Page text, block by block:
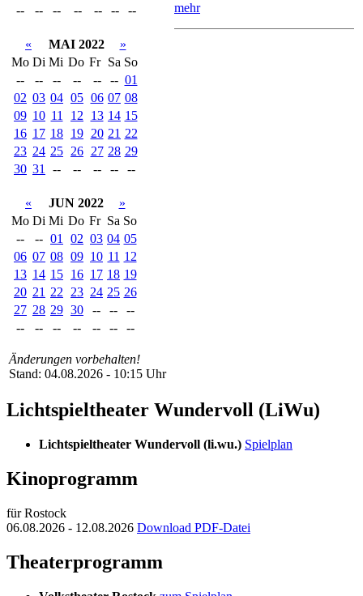
--
-- -- -- -- -- --
« MAI 2022
»
Mo Di Mi Do Fr Sa So
--
-- -- -- -- -- 01
02 03 04 05 06 07 08
09 10 11 12 13 14 15
16 17 18 19 20 21 22
23 24 25 26 27 28 29
30 31 -- -- -- -- --
« JUN 2022
»
Mo Di Mi Do Fr Sa So
--
-- 01 02 03 04 05
06 07 08 09 10 11 12
13 14 15 16 17 18 19
20 21 22 23 24 25 26
27 28 29 30 -- --
--
--
-- -- -- -- -- --
Änderungen vorbehalten!
Stand: 04.08.2026 - 10:15 Uhr
mehr
Lichtspieltheater Wundervoll (LiWu)
Lichtspieltheater Wundervoll (li.wu.) Spielplan
Kinoprogramm
für Rostock
06.08.2026 - 12.08.2026 Download PDF-Datei
Theaterprogramm